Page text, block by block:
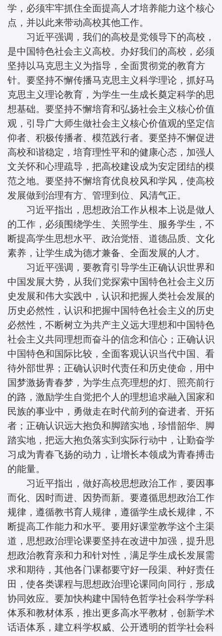
学，必须牢牢抓住全面提高人才培养能力这个核心
点，并以此来带动高校其他工作。
习近平强调，我们的高校是党领导下的高校，
是中国特色社会主义高校。办好我们的高校，必须
坚持以马克思主义为指导，全面贯彻党的教育方
针。要坚持不懈传播马克思主义科学理论，抓好马
克思主义理论教育，为学生一生成长奠定科学的思
想基础。要坚持不懈培育和弘扬社会主义核心价值
观，引导广大师生做社会主义核心价值观的坚定信
仰者、积极传播者、模范践行者。要坚持不懈促进
高校和谐稳定，培育理性平和的健康心态，加强人
文关怀和心理疏导，把高校建设成为安定团结的模
范之地。要坚持不懈培育优良校风和学风，使高校
发展做到治理有方、管理到位、风清气正。
习近平指出，思想政治工作从根本上说是做人
的工作，必须围绕学生、关照学生、服务学生，不
断提高学生思想水平、政治觉悟、道德品质、文化
素养，让学生成为德才兼备、全面发展的人才。
习近平强调，要教育引导学生正确认识世界和
中国发展大势，从我们党探索中国特色社会主义历
史发展和伟大实践中，认识和把握人类社会发展的
历史必然性，认识和把握中国特色社会主义的历史
必然性，不断树立为共产主义远大理想和中国特色
社会主义共同理想而奋斗的信念和信心；正确认识
中国特色和国际比较，全面客观认识当代中国、看
待外部世界；正确认识时代责任和历史使命，用中
国梦激扬青春梦，为学生点亮理想的灯、照亮前行
的路，激励学生自觉把个人的理想追求融入国家和
民族的事业中，勇做走在时代前列的奋进者、开拓
者；正确认识远大抱负和脚踏实地，珍惜韶华、脚
踏实地，把远大抱负落实到实际行动中，让勤奋学
习成为青春飞扬的动力，让增长本领成为青春搏击
的能量。
习近平指出，做好高校思想政治工作，要因事
而化、因时而进、因势而新。要遵循思想政治工作
规律，遵循教书育人规律，遵循学生成长规律，不
断提高工作能力和水平。要用好课堂教学这个主渠
道，思想政治理论课要坚持在改进中加强，提升思
想政治教育亲和力和针对性，满足学生成长发展需
求和期待，其他各门课都要守好一段渠、种好责任
田，使各类课程与思想政治理论课同向同行，形成
协同效应。要加快构建中国特色哲学社会科学学科
体系和教材体系，推出更多高水平教材，创新学术
话语体系，建立科学权威、公开透明的哲学社会科